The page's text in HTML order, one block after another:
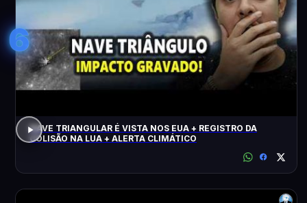
6
NAVE TRIANGULAR É VISTA NOS EUA + REGISTRO DA
COLISÃO NA LUA + ALERTA CLIMÁTICO